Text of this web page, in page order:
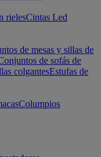
rielesCintas Led
de mesas y sillas de
de sofás de
colgantesEstufas de
Columpios